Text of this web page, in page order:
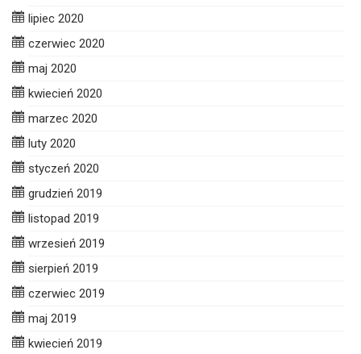
lipiec 2020
czerwiec 2020
maj 2020
kwiecień 2020
marzec 2020
luty 2020
styczeń 2020
grudzień 2019
listopad 2019
wrzesień 2019
sierpień 2019
czerwiec 2019
maj 2019
kwiecień 2019